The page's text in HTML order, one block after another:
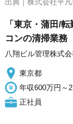
「東京・蒲田/
コンの清掃業務
八翔ビル管理株式
東京都
年収600万円～
正社員